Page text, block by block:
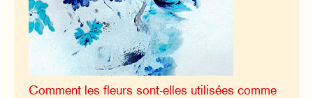
Comment les fleurs sont-elles utilisées comme